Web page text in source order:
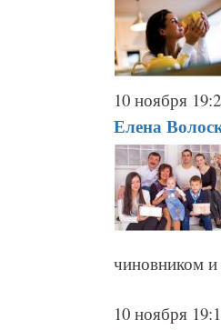
10 ноября
Елена
чиновником и
10 ноября